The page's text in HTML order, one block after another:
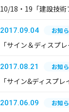
10/18・19「建設技
2017.09.04 お知
「サイン＆ディスプ
2017.08.21 お知
「サイン&ディスプ
2017.06.09 お知